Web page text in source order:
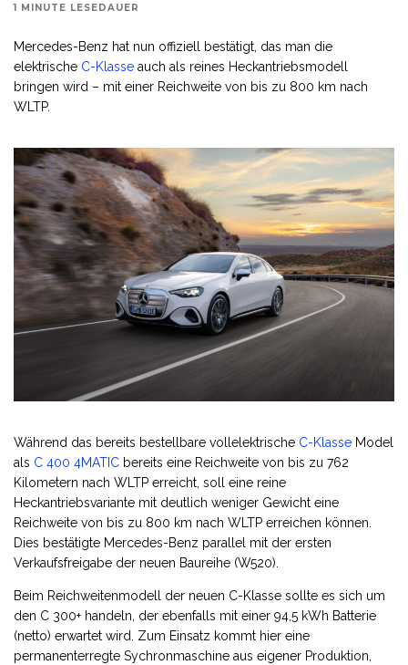
1 MINUTE LESEDAUER
Mercedes-Benz hat nun offiziell bestätigt, das man die
elektrische C-Klasse auch als reines Heckantriebsmodell
bringen wird – mit einer Reichweite von bis zu 800 km nach
WLTP.
Während das bereits bestellbare vollelektrische C-Klasse Model
als C 400 4MATIC bereits eine Reichweite von bis zu 762
Kilometern nach WLTP erreicht, soll eine reine
Heckantriebsvariante mit deutlich weniger Gewicht eine
Reichweite von bis zu 800 km nach WLTP erreichen können.
Dies bestätigte Mercedes-Benz parallel mit der ersten
Verkaufsfreigabe der neuen Baureihe (W520).
Beim Reichweitenmodell der neuen C-Klasse sollte es sich um
den C 300+ handeln, der ebenfalls mit einer 94,5 kWh Batterie
(netto) erwartet wird. Zum Einsatz kommt hier eine
permanenterregte Sychronmaschine aus eigener Produktion,